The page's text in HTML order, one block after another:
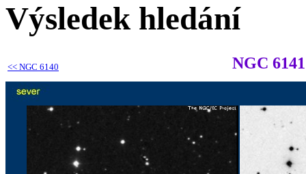
Výsledek hledání
<< NGC 6140 NGC 6141